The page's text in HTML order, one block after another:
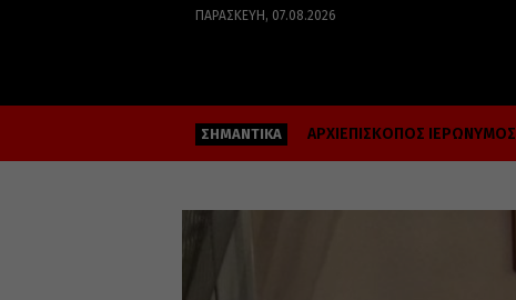
ΠΑΡΑΣΚΕΥΉ, 07.08.2026
ΣΗΜΑΝΤΙΚΑ ΑΡΧΙΕΠΙΣΚΟΠΟΣ ΙΕΡΩΝΥΜΟΣ